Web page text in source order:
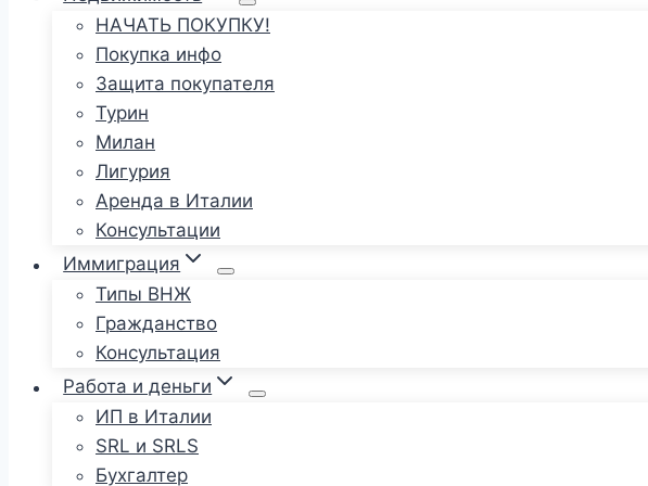
НАЧАТЬ ПОКУПКУ!
Покупка инфо
Защита покупателя
Турин
Милан
Лигурия
Аренда в Италии
Консультации
Иммиграция
Типы ВНЖ
Гражданство
Консультация
Работа и деньги
ИП в Италии
SRL и SRLS
Бухгалтер